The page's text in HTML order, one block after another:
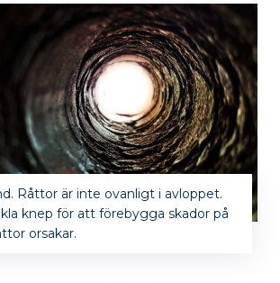
Råttor är inte ovanligt i avloppet.
knep för att förebygga skador på
orsakar.